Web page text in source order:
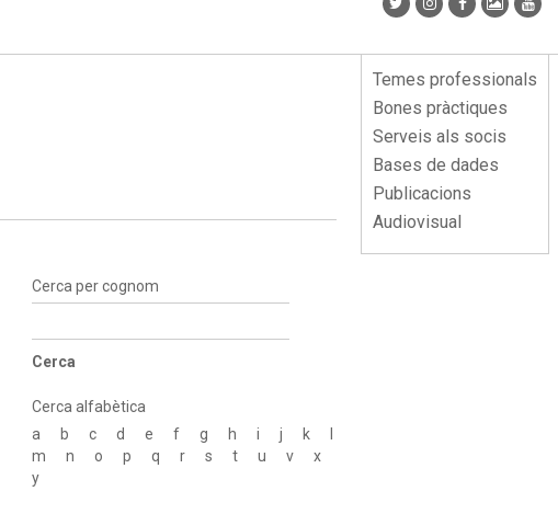
Menu
lateral
Temes professionals
Bones pràctiques
Serveis als socis
Bases de dades
Publicacions
Audiovisual
Cerca per cognom
Cerca
Cerca alfabètica
a
b c d e f g h i j k
m
n o p q r s t u v
x
y